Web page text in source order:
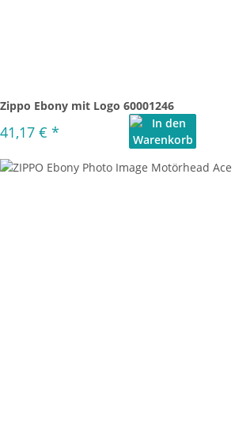
Zippo Ebony mit Logo 60001246
41,17 € *